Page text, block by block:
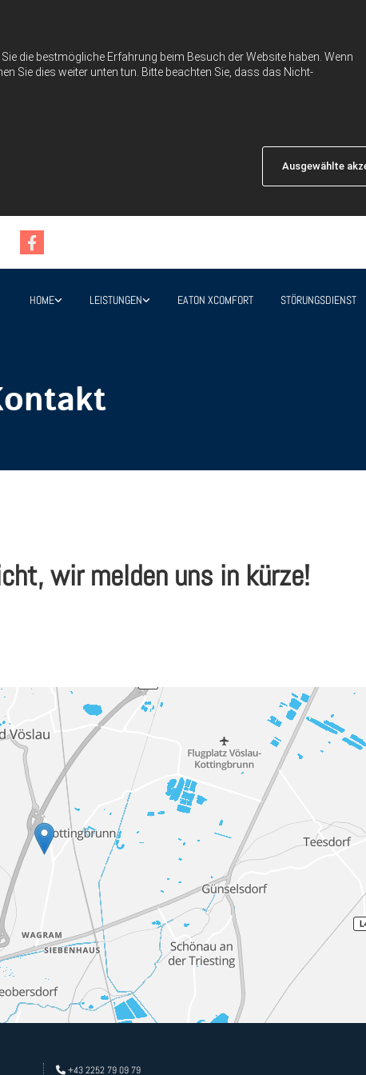
die bestmögliche Erfahrung beim Besuch der Website haben. Wenn
Sie dies weiter unten tun. Bitte beachten Sie, dass das Nicht-
Ausgewählte
HOME LEISTUNGEN EATON XCOMFORT STÖRUNGSDIENST
wir melden uns in kürze!
 +43 2252 79 09 79